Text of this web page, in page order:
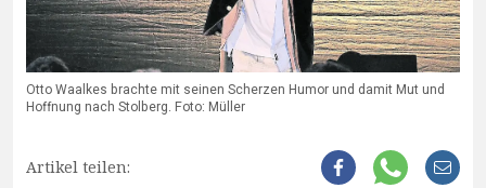
Otto Waalkes brachte mit seinen Scherzen Humor und damit Mut und
Hoffnung nach Stolberg. Foto: Müller
Artikel teilen: